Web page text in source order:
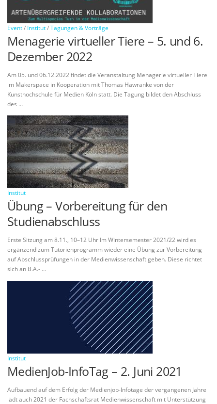
Event/ Institut/Tagungen & Vorträge
Menagerie virtueller Tiere – 5. und 6.
Dezember 2022
Am 05. und 06.12.2022 findet die Veranstaltung Menagerie virtueller Tiere
im Makerspace in Kooperation mit Thomas Hawranke von der
Kunsthochschule für Medien Köln statt. Die Tagung bildet den Abschluss
des …
Institut
Übung – Vorbereitung für den
Studienabschluss
Erste Sitzung am 8.11., 10–12 Uhr Im Wintersemester 2021/22 wird es
ergänzend zum Tutorienprogramm wieder eine Übung zur Vorbereitung
auf Abschlussprüfungen in der Medienwissenschaft geben. Diese richtet
sich an B.A.- …
Institut
MedienJob-InfoTag – 2. Juni 2021
Aufbauend auf dem Erfolg der Medienjob-Infotage der vergangenen Jahre
lädt auch 2021 der Fachschaftsrat Medienwissenschaft mit Unterstützung